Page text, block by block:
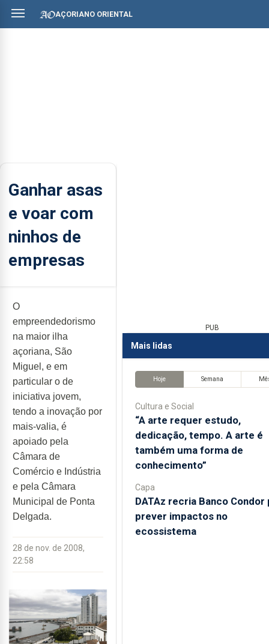
AÇORIANO ORIENTAL
Ganhar asas
e voar com
ninhos de
empresas
O
empreendedorismo
na maior ilha
açoriana, São
Miguel, e em
particular o de
iniciativa jovem,
tendo a inovação por
mais-valia, é
apoiado pela
Câmara de
Comércio e Indústria
e pela Câmara
Municipal de Ponta
Delgada.
28 de nov. de 2008,
22:58
PUB
Mais lidas
Hoje Semana
Cultura e Social
“A arte requer estudo,
dedicação, tempo. A arte é
também uma forma de
conhecimento”
Capa
DATAz recria Banco Condor
prever impactos no
ecossistema